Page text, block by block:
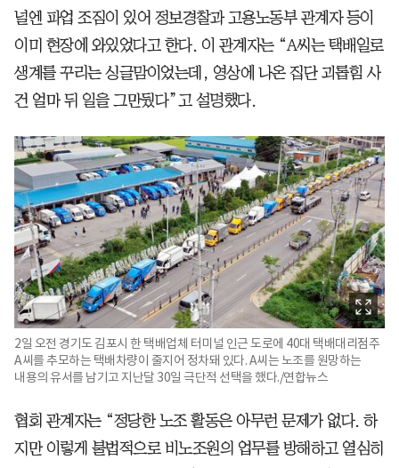
널엔 파업 조짐이 있어 정보경찰과 고용노동부 관계자 등이
이미 현장에 와있었다고 한다. 이 관계자는 “A씨는 택배일로
생계를 꾸리는 싱글맘이었는데, 영상에 나온 집단 괴롭힘 사
건 얼마 뒤 일을 그만뒀다”고 설명했다.
2일 오전 경기도 김포시 한 택배업체 터미널 인근 도로에 40대 택배대리점주
A씨를 추모하는 택배차량이 줄지어 정차돼 있다. A씨는 노조를 원망하는
내용의 유서를 남기고 지난달 30일 극단적 선택을 했다./연합뉴스
협회 관계자는 “정당한 노조 활동은 아무런 문제가 없다. 하
지만 이렇게 불법적으로 비노조원의 업무를 방해하고 열심히